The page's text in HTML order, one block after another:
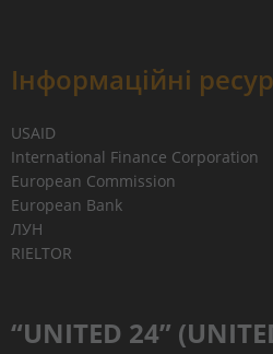
Інформаційні
USAID
International Finance Corporation
European Commission
European Bank
ЛУН
RIELTOR
“UNITED 24”